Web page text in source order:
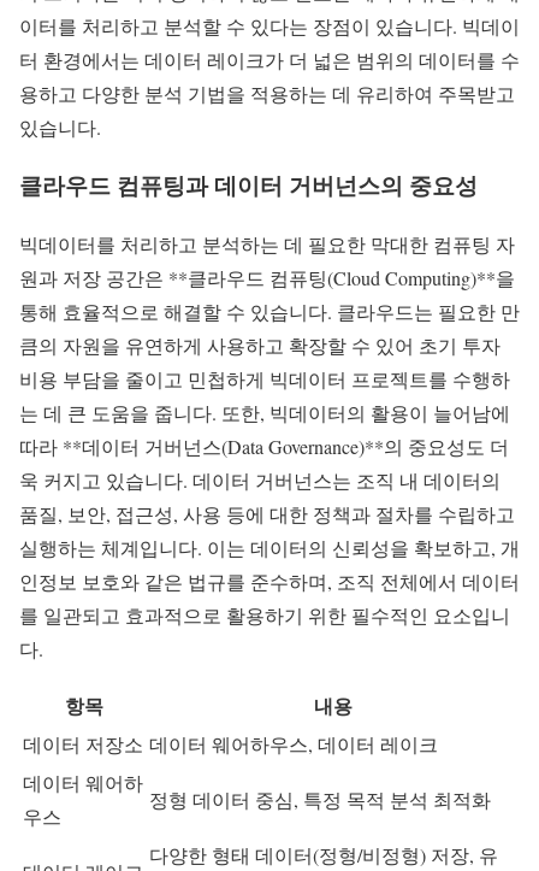
이터를 처리하고 분석할 수 있다는 장점이 있습니다. 빅데이
터 환경에서는 데이터 레이크가 더 넓은 범위의 데이터를 수
용하고 다양한 분석 기법을 적용하는 데 유리하여 주목받고
있습니다.
클라우드 컴퓨팅과 데이터 거버넌스의 중요성
빅데이터를 처리하고 분석하는 데 필요한 막대한 컴퓨팅 자
원과 저장 공간은 **클라우드 컴퓨팅(Cloud Computing)**을
통해 효율적으로 해결할 수 있습니다. 클라우드는 필요한 만
큼의 자원을 유연하게 사용하고 확장할 수 있어 초기 투자
비용 부담을 줄이고 민첩하게 빅데이터 프로젝트를 수행하
는 데 큰 도움을 줍니다. 또한, 빅데이터의 활용이 늘어남에
따라 **데이터 거버넌스(Data Governance)**의 중요성도 더
욱 커지고 있습니다. 데이터 거버넌스는 조직 내 데이터의
품질, 보안, 접근성, 사용 등에 대한 정책과 절차를 수립하고
실행하는 체계입니다. 이는 데이터의 신뢰성을 확보하고, 개
인정보 보호와 같은 법규를 준수하며, 조직 전체에서 데이터
를 일관되고 효과적으로 활용하기 위한 필수적인 요소입니
다.
항목 내용
데이터 저장소 데이터 웨어하우스, 데이터 레이크
데이터 웨어하
우스
정형 데이터 중심, 특정 목적 분석 최적화
다양한 형태 데이터(정형/비정형) 저장, 유